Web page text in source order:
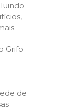
Grifo
de